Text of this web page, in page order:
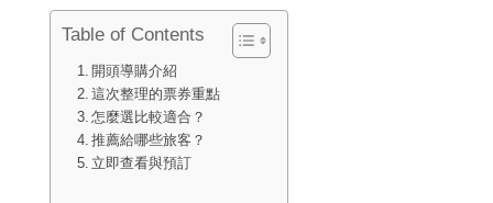
Table of Contents
開頭導購介紹
這次整理的票券重點
怎麼選比較適合？
推薦給哪些旅客？
立即查看與預訂